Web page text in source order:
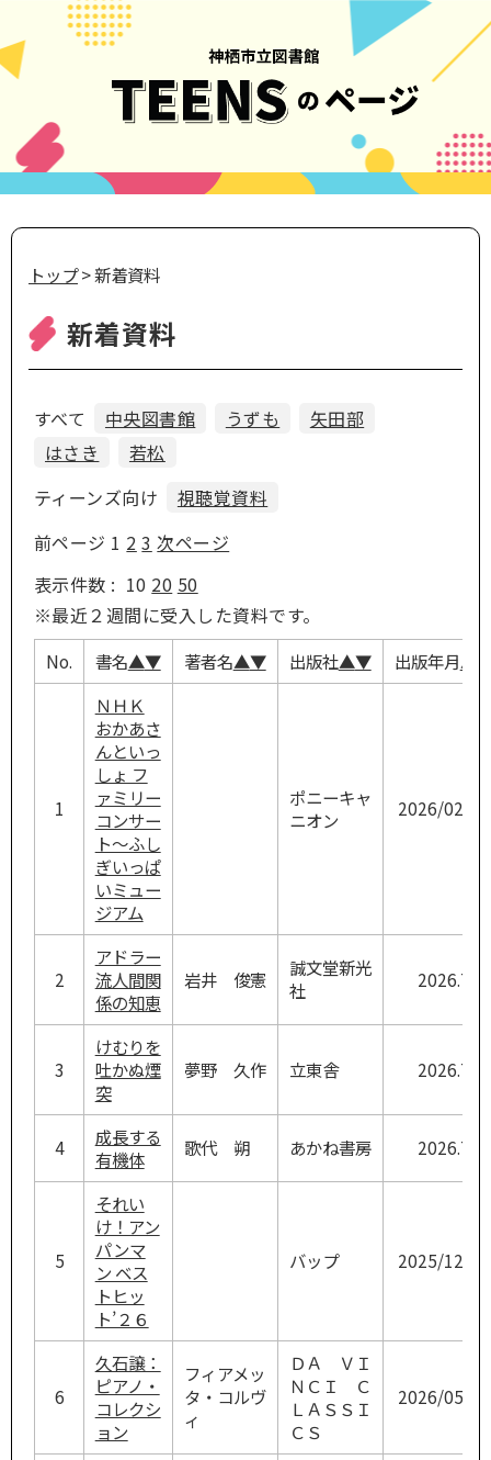
トップ> 新着資料
新着資料
すべて 中央図書館 うずも
矢田部
はさき
若松
ティーンズ向け
視聴覚資料
前ページ 1 2 3 次ページ
表示件数 : 10 20 50
※最近２週間に受入した資料です。
No. 書名▲▼ 著者名▲▼ 出版社▲▼ 出版年月▲
1
ＮＨＫ
おかあさ
んといっ
しょ フ
ァミリー
コンサー
ト～ふし
ぎいっぱ
いミュー
ジアム
ポニーキャ
ニオン
2026/02/18
2
アドラー
流人間関
係の知恵
岩井 俊憲
誠文堂新光
社
2026.7
3
けむりを
吐かぬ煙
突
夢野 久作 立東舎 2026.7
4
成長する
有機体
歌代 朔 あかね書房 2026.7
5
それい
け！アン
パンマ
ン ベス
トヒッ
ト’２６
バップ 2025/12/24
6
久石譲：
ピアノ・
コレクシ
ョン
フィアメッ
タ・コルヴ
ィ
ＤＡ ＶＩ
ＮＣＩ Ｃ
ＬＡＳＳＩ
ＣＳ
2026/05/30